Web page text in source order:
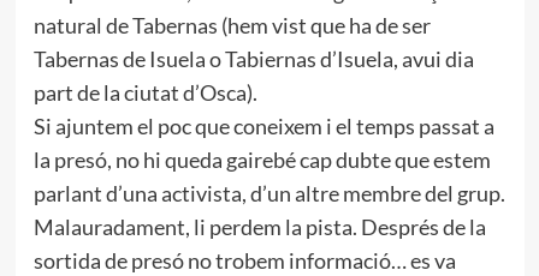
natural de Tabernas (hem vist que ha de ser
Tabernas de Isuela o Tabiernas d’Isuela, avui dia
part de la ciutat d’Osca).
Si ajuntem el poc que coneixem i el temps passat a
la presó, no hi queda gairebé cap dubte que estem
parlant d’una activista, d’un altre membre del grup.
Malauradament, li perdem la pista. Després de la
sortida de presó no trobem informació… es va